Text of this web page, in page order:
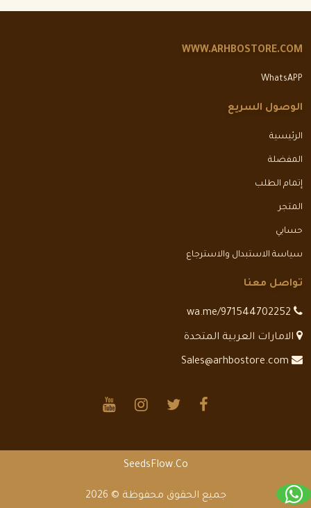
WWW.ARHBOSTORE.COM
WhatsAPP
الوصول السريع
الرئيسية
المفضلة
إتمام الطلب
المتجر
حسابي
سياسة الاستبدال والاسترجاع
تواصل معنا
الامارات العربية المتحدة
SeedsFlow.Co
جميع الحقوق محفوظة © 2026